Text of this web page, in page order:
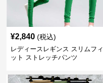
¥2,840 (税込)
レディースレギンス スリムフィ
ット ストレッチパンツ